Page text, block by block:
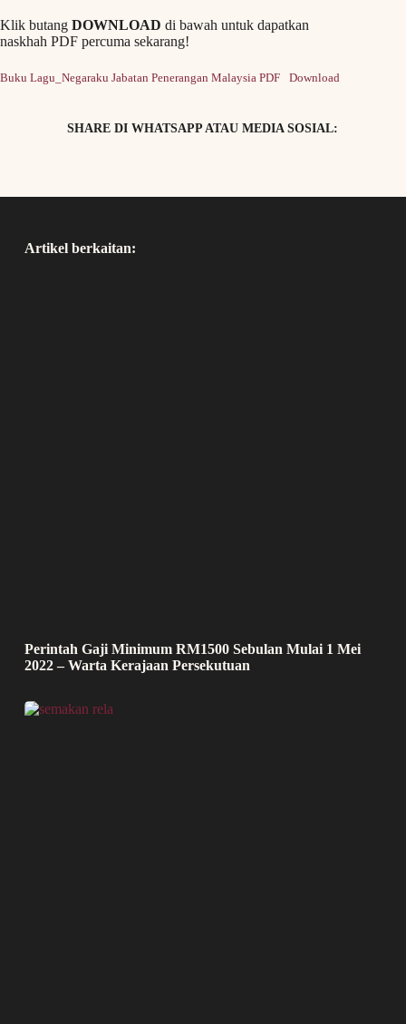
Klik butang DOWNLOAD di bawah untuk dapatkan
naskhah PDF percuma sekarang!
Buku Lagu_Negaraku Jabatan Penerangan Malaysia PDF Download
SHARE DI WHATSAPP ATAU MEDIA SOSIAL:
Artikel berkaitan:
Perintah Gaji Minimum RM1500 Sebulan Mulai 1 Mei
2022 – Warta Kerajaan Persekutuan